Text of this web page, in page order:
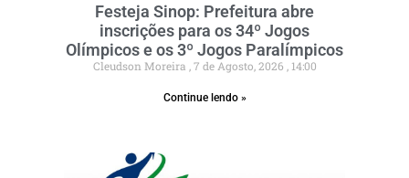
Festeja Sinop: Prefeitura abre
inscrições para os 34º Jogos
Olímpicos e os 3º Jogos Paralímpicos
Cleudson Moreira 7 de Agosto, 2026 14:00
Continue lendo »